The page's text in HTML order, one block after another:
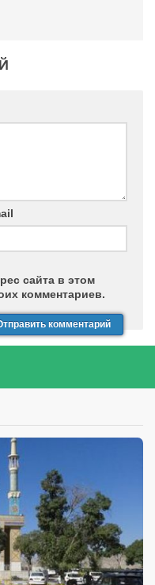
сайта в этом
комментариев.